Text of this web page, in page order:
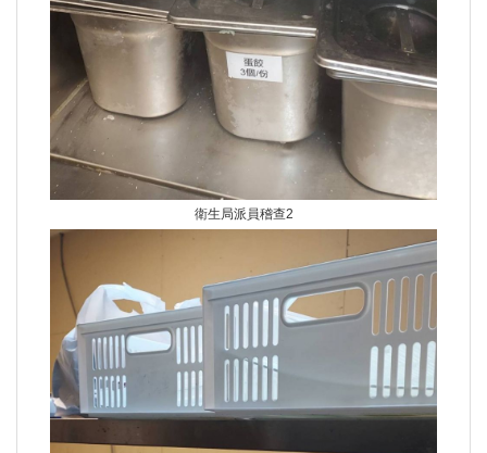
衛生局派員稽查2